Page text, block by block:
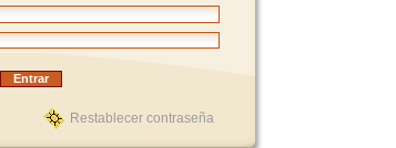
Restablecer contraseña